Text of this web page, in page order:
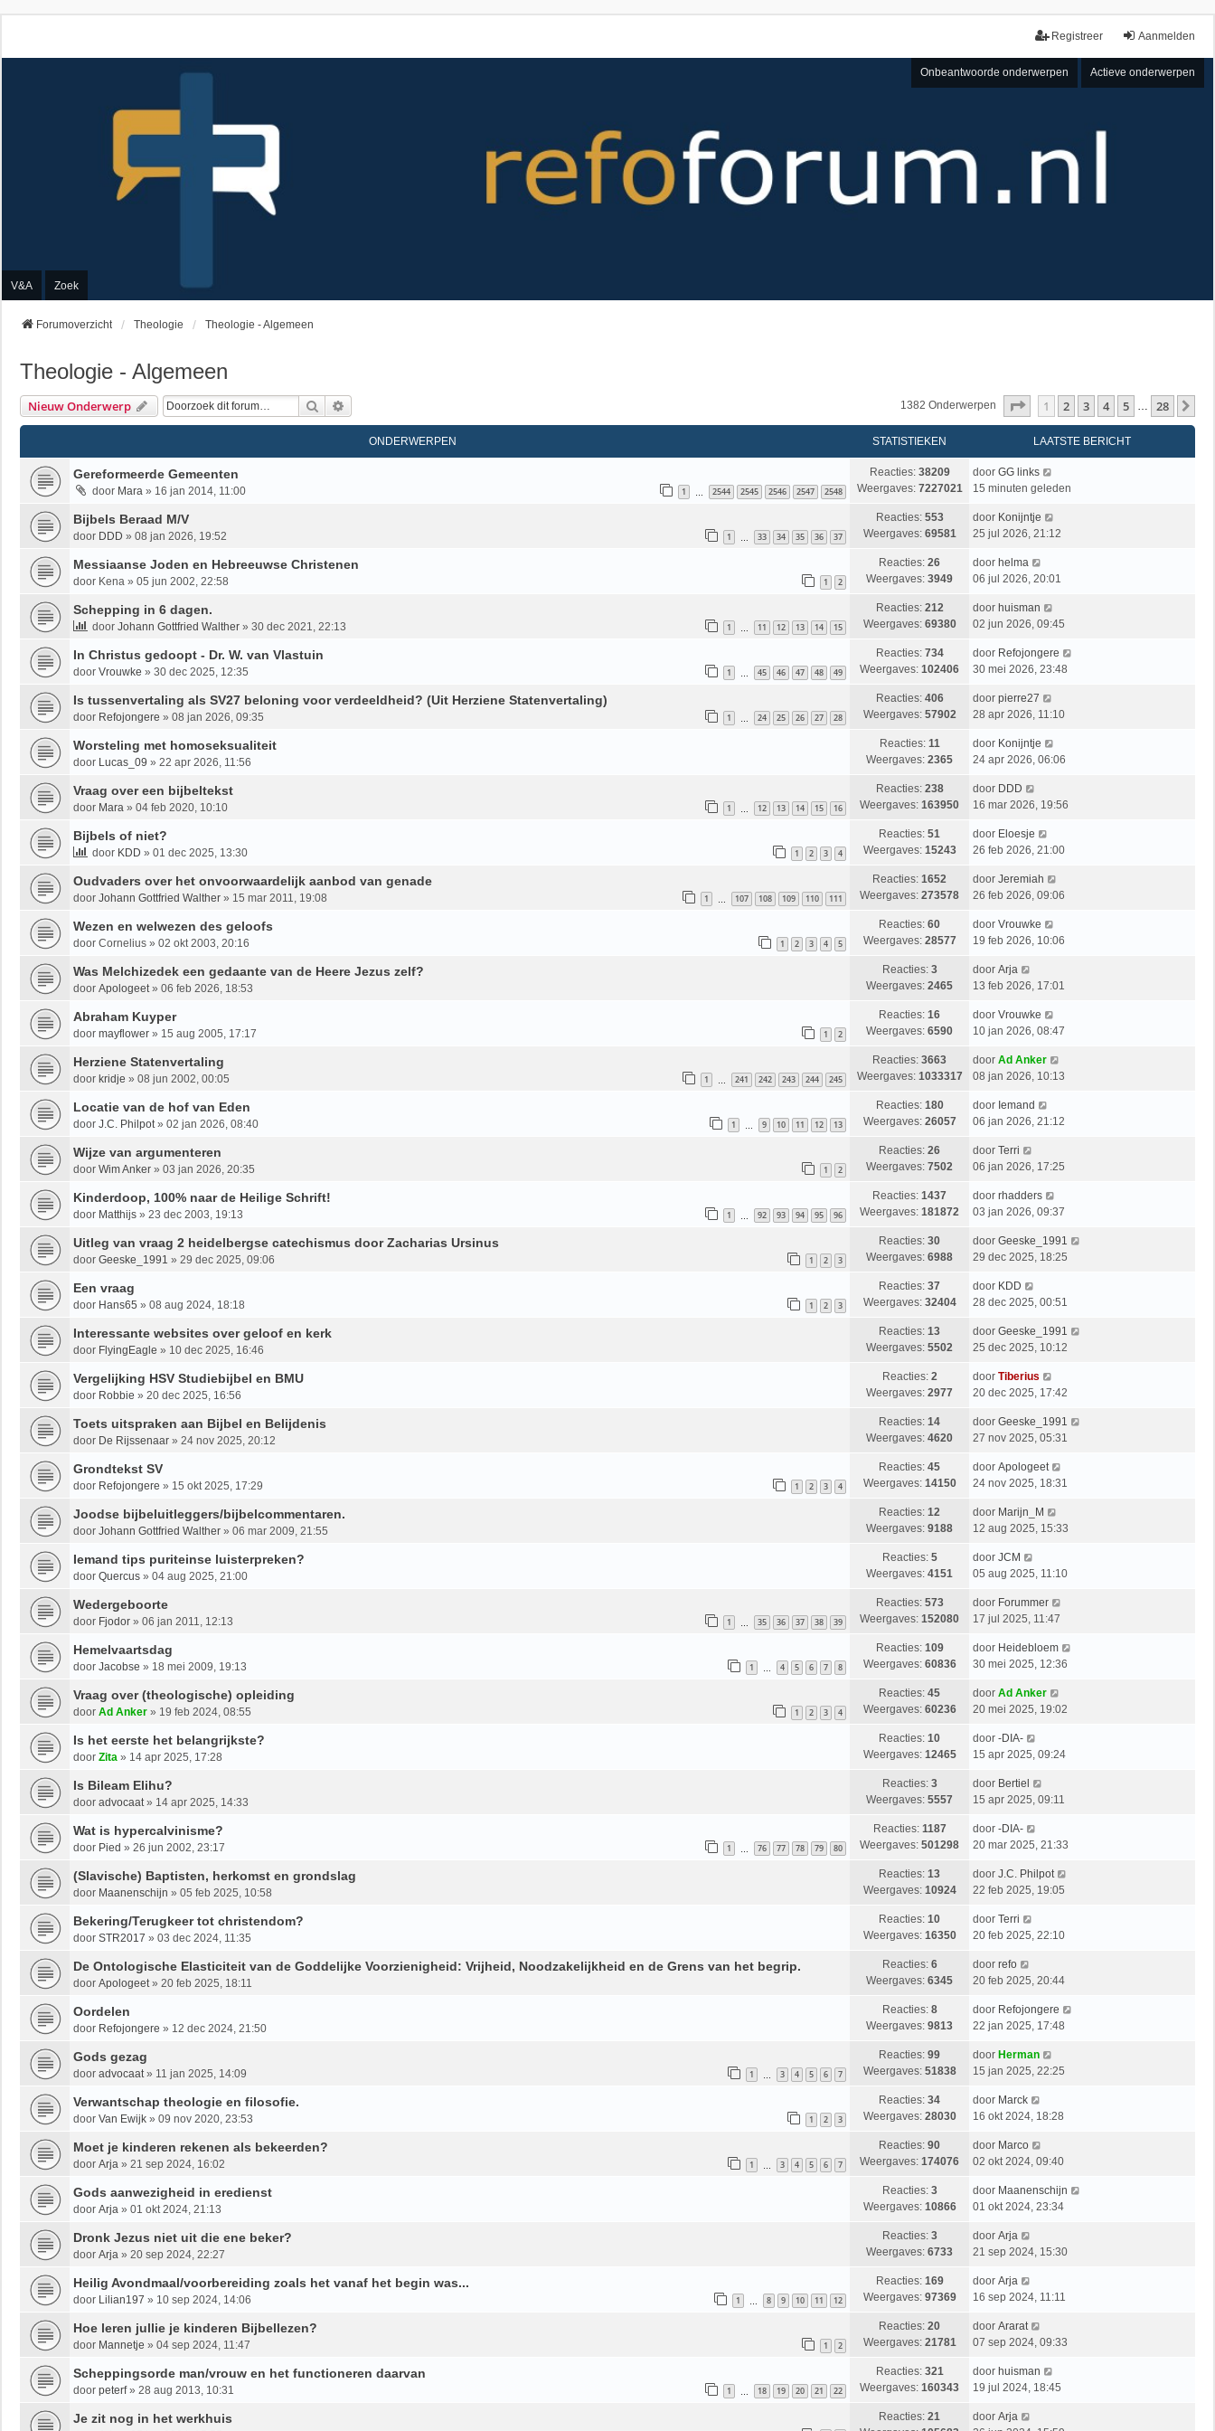
Aanmelden
Registreer
Onbeantwoorde onderwerpen Actieve onderwerpen
V&A Zoek
Forumoverzicht Theologie Theologie - Algemeen
Theologie - Algemeen
Nieuw Onderwerp Zoek 1382 Onderwerpen Pagina1 Van 28
1 2 3 4 5 … 28
ONDERWERPEN STATISTIEKEN LAATSTE BERICHT
Gereformeerde Gemeenten
door Mara » 16 jan 2014, 11:00 1 2544 2545 2546 2547 2548
Reacties: 38209
Weergaves: 7227021
door GG links
15 minuten geleden
Bijbels Beraad M/V
door DDD » 08 jan 2026, 19:52 1 33 34 35 36 37
Reacties: 553
Weergaves: 69581
door Konijntje
25 jul 2026, 21:12
Messiaanse Joden en Hebreeuwse Christenen
door Kena » 05 jun 2002, 22:58 1 2
Reacties: 26
Weergaves: 3949
door helma
06 jul 2026, 20:01
Schepping in 6 dagen.
door Johann Gottfried Walther » 30 dec 2021, 22:13 1 11 12 13 14 15
Reacties: 212
Weergaves: 69380
door huisman
02 jun 2026, 09:45
In Christus gedoopt - Dr. W. van Vlastuin
door Vrouwke » 30 dec 2025, 12:35 1 45 46 47 48 49
Reacties: 734
Weergaves: 102406
door Refojongere
30 mei 2026, 23:48
Is tussenvertaling als SV27 beloning voor verdeeldheid? (Uit Herziene Statenvertaling)
door Refojongere » 08 jan 2026, 09:35 1 24 25 26 27 28
Reacties: 406
Weergaves: 57902
door pierre27
28 apr 2026, 11:10
Worsteling met homoseksualiteit
door Lucas_09 » 22 apr 2026, 11:56
Reacties: 11
Weergaves: 2365
door Konijntje
24 apr 2026, 06:06
Vraag over een bijbeltekst
door Mara » 04 feb 2020, 10:10 1 12 13 14 15 16
Reacties: 238
Weergaves: 163950
door DDD
16 mar 2026, 19:56
Bijbels of niet?
door KDD » 01 dec 2025, 13:30 1 2 3 4
Reacties: 51
Weergaves: 15243
door Eloesje
26 feb 2026, 21:00
Oudvaders over het onvoorwaardelijk aanbod van genade
door Johann Gottfried Walther » 15 mar 2011, 19:08 1 107 108 109 110 111
Reacties: 1652
Weergaves: 273578
door Jeremiah
26 feb 2026, 09:06
Wezen en welwezen des geloofs
door Cornelius » 02 okt 2003, 20:16 1 2 3 4 5
Reacties: 60
Weergaves: 28577
door Vrouwke
19 feb 2026, 10:06
Was Melchizedek een gedaante van de Heere Jezus zelf?
door Apologeet» 06 feb 2026, 18:53
Reacties: 3
Weergaves: 2465
door Arja
13 feb 2026, 17:01
Abraham Kuyper
door mayflower » 15 aug 2005, 17:17 1 2
Reacties: 16
Weergaves: 6590
door Vrouwke
10 jan 2026, 08:47
Herziene Statenvertaling
door kridje » 08 jun 2002, 00:05 1 241 242 243 244 245
Reacties: 3663
Weergaves: 1033317
door Ad Anker
08 jan 2026, 10:13
Locatie van de hof van Eden
door J.C. Philpot» 02 jan 2026, 08:40 1 9 10 11 12 13
Reacties: 180
Weergaves: 26057
door Iemand
06 jan 2026, 21:12
Wijze van argumenteren
door Wim Anker » 03 jan 2026, 20:35 1 2
Reacties: 26
Weergaves: 7502
door Terri
06 jan 2026, 17:25
Kinderdoop, 100% naar de Heilige Schrift!
door Matthijs » 23 dec 2003, 19:13 1 92 93 94 95 96
Reacties: 1437
Weergaves: 181872
door rhadders
03 jan 2026, 09:37
Uitleg van vraag 2 heidelbergse catechismus door Zacharias Ursinus
door Geeske_1991 » 29 dec 2025, 09:06 1 2 3
Reacties: 30
Weergaves: 6988
door Geeske_1991
29 dec 2025, 18:25
Een vraag
door Hans65 » 08 aug 2024, 18:18 1 2 3
Reacties: 37
Weergaves: 32404
door KDD
28 dec 2025, 00:51
Interessante websites over geloof en kerk
door FlyingEagle » 10 dec 2025, 16:46
Reacties: 13
Weergaves: 5502
door Geeske_1991
25 dec 2025, 10:12
Vergelijking HSV Studiebijbel en BMU
door Robbie » 20 dec 2025, 16:56
Reacties: 2
Weergaves: 2977
door Tiberius
20 dec 2025, 17:42
Toets uitspraken aan Bijbel en Belijdenis
door De Rijssenaar » 24 nov 2025, 20:12
Reacties: 14
Weergaves: 4620
door Geeske_1991
27 nov 2025, 05:31
Grondtekst SV
door Refojongere » 15 okt 2025, 17:29 1 2 3 4
Reacties: 45
Weergaves: 14150
door Apologeet
24 nov 2025, 18:31
Joodse bijbeluitleggers/bijbelcommentaren.
door Johann Gottfried Walther » 06 mar 2009, 21:55
Reacties: 12
Weergaves: 9188
door Marijn_M
12 aug 2025, 15:33
Iemand tips puriteinse luisterpreken?
door Quercus » 04 aug 2025, 21:00
Reacties: 5
Weergaves: 4151
door JCM
05 aug 2025, 11:10
Wedergeboorte
door Fjodor » 06 jan 2011, 12:13 1 35 36 37 38 39
Reacties: 573
Weergaves: 152080
door Forummer
17 jul 2025, 11:47
Hemelvaartsdag
door Jacobse » 18 mei 2009, 19:13 1 4 5 6 7 8
Reacties: 109
Weergaves: 60836
door Heidebloem
30 mei 2025, 12:36
Vraag over (theologische) opleiding
door Ad Anker » 19 feb 2024, 08:55 1 2 3 4
Reacties: 45
Weergaves: 60236
door Ad Anker
20 mei 2025, 19:02
Is het eerste het belangrijkste?
door Zita » 14 apr 2025, 17:28
Reacties: 10
Weergaves: 12465
door -DIA-
15 apr 2025, 09:24
Is Bileam Elihu?
door advocaat» 14 apr 2025, 14:33
Reacties: 3
Weergaves: 5557
door Bertiel
15 apr 2025, 09:11
Wat is hypercalvinisme?
door Pied » 26 jun 2002, 23:17 1 76 77 78 79 80
Reacties: 1187
Weergaves: 501298
door -DIA-
20 mar 2025, 21:33
(Slavische) Baptisten, herkomst en grondslag
door Maanenschijn » 05 feb 2025, 10:58
Reacties: 13
Weergaves: 10924
door J.C. Philpot
22 feb 2025, 19:05
Bekering/Terugkeer tot christendom?
door STR2017 » 03 dec 2024, 11:35
Reacties: 10
Weergaves: 16350
door Terri
20 feb 2025, 22:10
De Ontologische Elasticiteit van de Goddelijke Voorzienigheid: Vrijheid, Noodzakelijkheid en de Grens van het begrip.
door Apologeet» 20 feb 2025, 18:11
Reacties: 6
Weergaves: 6345
door refo
20 feb 2025, 20:44
Oordelen
door Refojongere » 12 dec 2024, 21:50
Reacties: 8
Weergaves: 9813
door Refojongere
22 jan 2025, 17:48
Gods gezag
door advocaat» 11 jan 2025, 14:09 1 3 4 5 6 7
Reacties: 99
Weergaves: 51838
door Herman
15 jan 2025, 22:25
Verwantschap theologie en filosofie.
door Van Ewijk » 09 nov 2020, 23:53 1 2 3
Reacties: 34
Weergaves: 28030
door Marck
16 okt 2024, 18:28
Moet je kinderen rekenen als bekeerden?
door Arja » 21 sep 2024, 16:02 1 3 4 5 6 7
Reacties: 90
Weergaves: 174076
door Marco
02 okt 2024, 09:40
Gods aanwezigheid in eredienst
door Arja » 01 okt 2024, 21:13
Reacties: 3
Weergaves: 10866
door Maanenschijn
01 okt 2024, 23:34
Dronk Jezus niet uit die ene beker?
door Arja » 20 sep 2024, 22:27
Reacties: 3
Weergaves: 6733
door Arja
21 sep 2024, 15:30
Heilig Avondmaal/voorbereiding zoals het vanaf het begin was...
door Lilian197 » 10 sep 2024, 14:06 1 8 9 10 11 12
Reacties: 169
Weergaves: 97369
door Arja
16 sep 2024, 11:11
Hoe leren jullie je kinderen Bijbellezen?
door Mannetje » 04 sep 2024, 11:47 1 2
Reacties: 20
Weergaves: 21781
door Ararat
07 sep 2024, 09:33
Scheppingsorde man/vrouw en het functioneren daarvan
door peterf» 28 aug 2013, 10:31 1 18 19 20 21 22
Reacties: 321
Weergaves: 160343
door huisman
19 jul 2024, 18:45
Je zit nog in het werkhuis Reacties: 21
door Arja